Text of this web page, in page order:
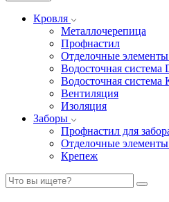
Кровля
Металлочерепица
Профнастил
Отделочные
Водосточная система
Водосточная система
Вентиляция
Изоляция
Заборы
Профнастил для
Отделочные элементы
Крепеж